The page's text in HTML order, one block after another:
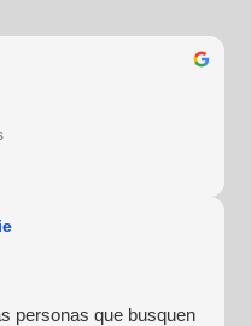
personas que busquen